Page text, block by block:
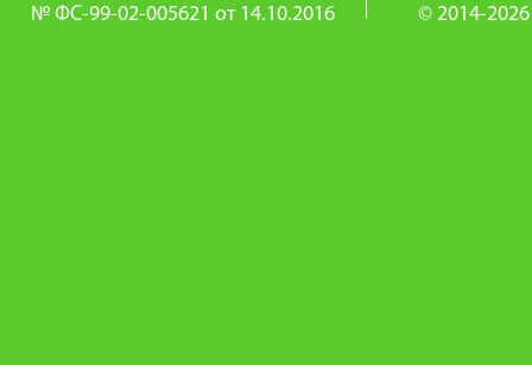
№ ФС-99-02-005621 от 14.10.2016
© 2014-